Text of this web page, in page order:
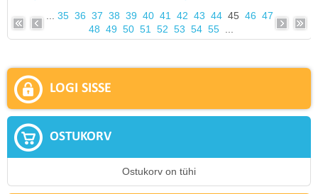
35 36 37 38 39 40 41 42 43 44 45 46 47
48 49 50 51 52 53 54 55...
LOGI SISSE
OSTUKORV
Ostukorv on tühi